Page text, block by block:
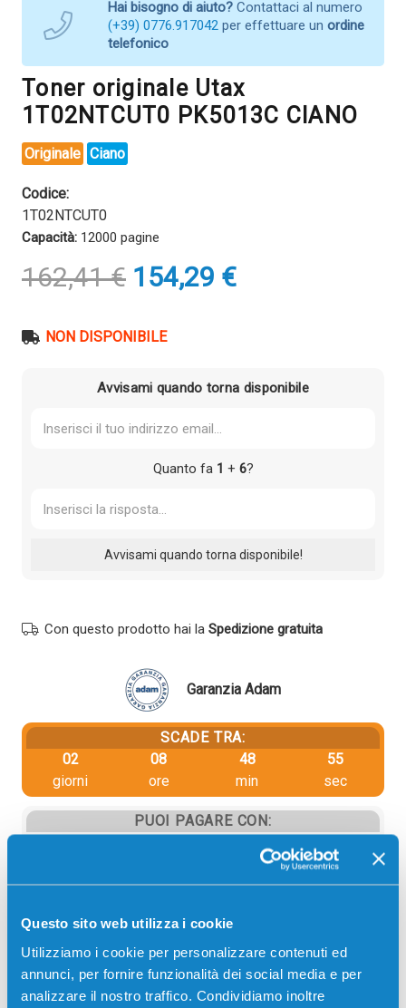
Questo sito web utilizza i cookie
Utilizziamo i cookie per personalizzare contenuti ed
annunci, per fornire funzionalità dei social media e per
analizzare il nostro traffico. Condividiamo inoltre
Hai bisogno di aiuto? Contattaci al numero
(+39) 0776.917042 per effettuare un ordine
telefonico
Toner originale Utax
1T02NTCUT0 PK5013C CIANO
Originale Ciano
Codice:
1T02NTCUT0
Capacità: 12000 pagine
162,41€ Il
prezzo
era:
154,29 €Il
prezzo
NON DISPONIBILE
Avvisami quando torna disponibile
Quanto fa 1 + 6?
Con questo prodotto hai la Spedizione gratuita
Garanzia Adam
SCADE TRA:
02
giorni
08
ore
48
min
55
sec
PUOI PAGARE CON: